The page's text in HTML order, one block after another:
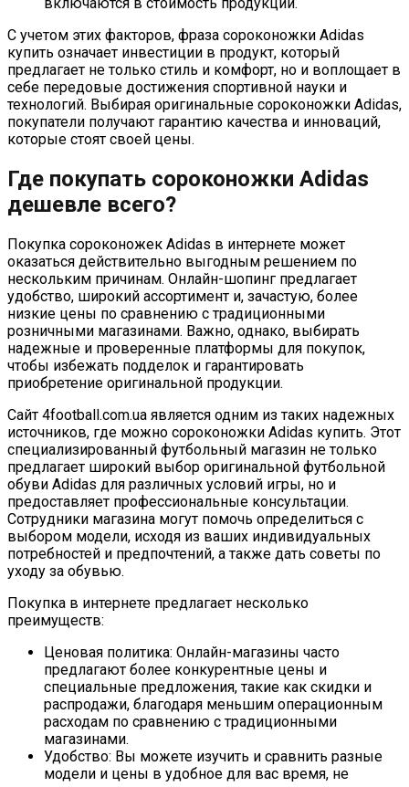
включаются в стоимость продукции.
С учетом этих факторов, фраза сороконожки Adidas
купить означает инвестиции в продукт, который
предлагает не только стиль и комфорт, но и воплощает в
себе передовые достижения спортивной науки и
технологий. Выбирая оригинальные сороконожки Adidas,
покупатели получают гарантию качества и инноваций,
которые стоят своей цены.
Где покупать сороконожки Adidas
дешевле всего?
Покупка сороконожек Adidas в интернете может
оказаться действительно выгодным решением по
нескольким причинам. Онлайн-шопинг предлагает
удобство, широкий ассортимент и, зачастую, более
низкие цены по сравнению с традиционными
розничными магазинами. Важно, однако, выбирать
надежные и проверенные платформы для покупок,
чтобы избежать подделок и гарантировать
приобретение оригинальной продукции.
Сайт 4football.com.ua является одним из таких надежных
источников, где можно сороконожки Adidas купить. Этот
специализированный футбольный магазин не только
предлагает широкий выбор оригинальной футбольной
обуви Adidas для различных условий игры, но и
предоставляет профессиональные консультации.
Сотрудники магазина могут помочь определиться с
выбором модели, исходя из ваших индивидуальных
потребностей и предпочтений, а также дать советы по
уходу за обувью.
Покупка в интернете предлагает несколько
преимуществ:
Ценовая политика: Онлайн-магазины часто
предлагают более конкурентные цены и
специальные предложения, такие как скидки и
распродажи, благодаря меньшим операционным
расходам по сравнению с традиционными
магазинами.
Удобство: Вы можете изучить и сравнить разные
модели и цены в удобное для вас время, не